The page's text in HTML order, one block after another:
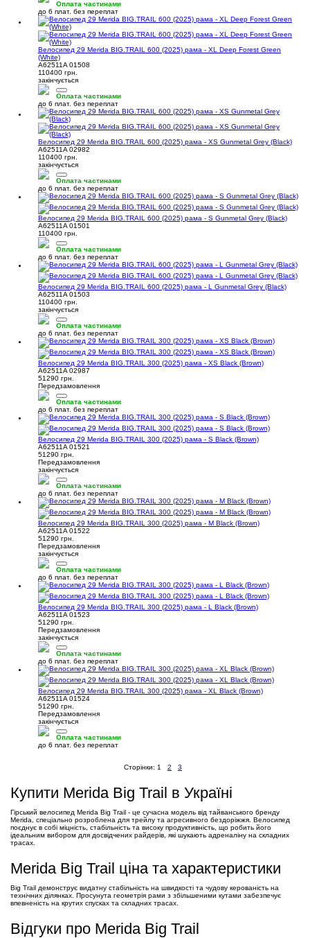
Оплата частинами
до 6 плат. без переплат
Велосипед 29 Merida BIG.TRAIL 600 (2025) рама - XL Deep Forest Green
(White)
A62511A 01508
110400 грн.
закінчується
Оплата частинами
до 6 плат. без переплат
Велосипед 29 Merida BIG.TRAIL 600 (2025) рама - XS Gunmetal Grey (Black)
A62511A 02982
110400 грн.
закінчується
Оплата частинами
до 6 плат. без переплат
Велосипед 29 Merida BIG.TRAIL 600 (2025) рама - S Gunmetal Grey (Black)
A62511A 01501
110400 грн.
Оплата частинами
до 6 плат. без переплат
Велосипед 29 Merida BIG.TRAIL 600 (2025) рама - L Gunmetal Grey (Black)
A62511A 01503
110400 грн.
закінчується
Оплата частинами
до 6 плат. без переплат
Велосипед 29 Merida BIG.TRAIL 300 (2025) рама - XS Black (Brown)
A62511A 02987
51290 грн.
Передзамовлення
Оплата частинами
до 6 плат. без переплат
Велосипед 29 Merida BIG.TRAIL 300 (2025) рама - S Black (Brown)
A62511A 01521
51290 грн.
Передзамовлення
закінчується
Оплата частинами
до 6 плат. без переплат
Велосипед 29 Merida BIG.TRAIL 300 (2025) рама - M Black (Brown)
A62511A 01522
51290 грн.
Передзамовлення
закінчується
Оплата частинами
до 6 плат. без переплат
Велосипед 29 Merida BIG.TRAIL 300 (2025) рама - L Black (Brown)
A62511A 01523
51290 грн.
Передзамовлення
закінчується
Оплата частинами
до 6 плат. без переплат
Велосипед 29 Merida BIG.TRAIL 300 (2025) рама - XL Black (Brown)
A62511A 01524
51290 грн.
Передзамовлення
закінчується
Оплата частинами
до 6 плат. без переплат
Сторінки: 1 2 3
Купити Merida Big Trail в Україні
Гірський велосипед Merida Big Trail - це сучасна модель від тайванського бренду
Merida, спеціально розроблена для трейлу та агресивного бездоріжжя. Велосипед
поєднує в собі міцність, стабільність та високу продуктивність, що робить його
ідеальним вибором для досвідчених райдерів, які шукають адреналіну на складних
трасах.
Merida Big Trail ціна та характеристики
Big Trail демонструє видатну стабільність на швидкості та чудову керованість на
технічних ділянках. Просунута геометрія рами з збільшеними кутами забезпечує
впевненість на крутих спусках та складних трасах.
Відгуки про Merida Big Trail